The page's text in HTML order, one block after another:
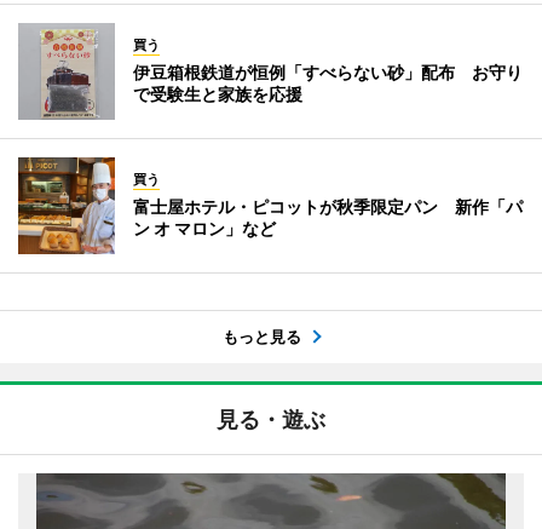
買う
伊豆箱根鉄道が恒例「すべらない砂」配布 お守り
で受験生と家族を応援
買う
富士屋ホテル・ピコットが秋季限定パン 新作「パ
ン オ マロン」など
もっと見る
見る・遊ぶ